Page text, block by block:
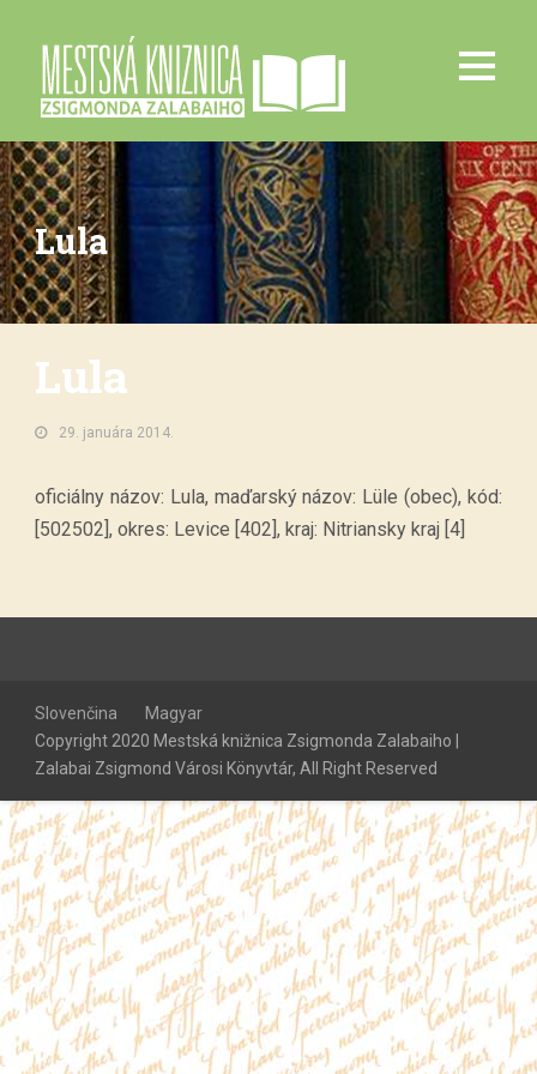
Lula
Lula
29. januára 2014.
oficiálny názov: Lula, maďarský názov: Lüle (obec), kód:
[502502], okres: Levice [402], kraj: Nitriansky kraj [4]
Slovenčina
Magyar
Copyright 2020 Mestská knižnica Zsigmonda Zalabaiho |
Zalabai Zsigmond Városi Könyvtár, All Right Reserved